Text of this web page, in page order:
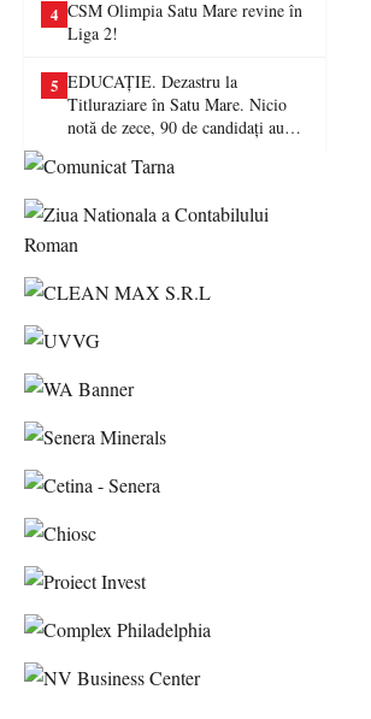
4 CSM Olimpia Satu Mare revine în
Liga 2!
5 EDUCAȚIE. Dezastru la
Titluraziare în Satu Mare. Nicio
notă de zece, 90 de candidați au